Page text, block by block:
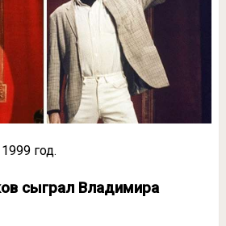
год.
сыграл Владимира